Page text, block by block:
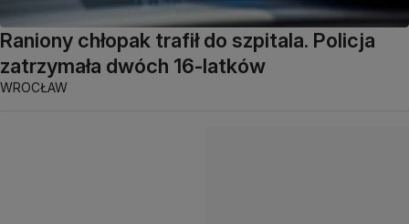
Raniony chłopak trafił do szpitala. Policja
zatrzymała dwóch 16-latków
WROCŁAW